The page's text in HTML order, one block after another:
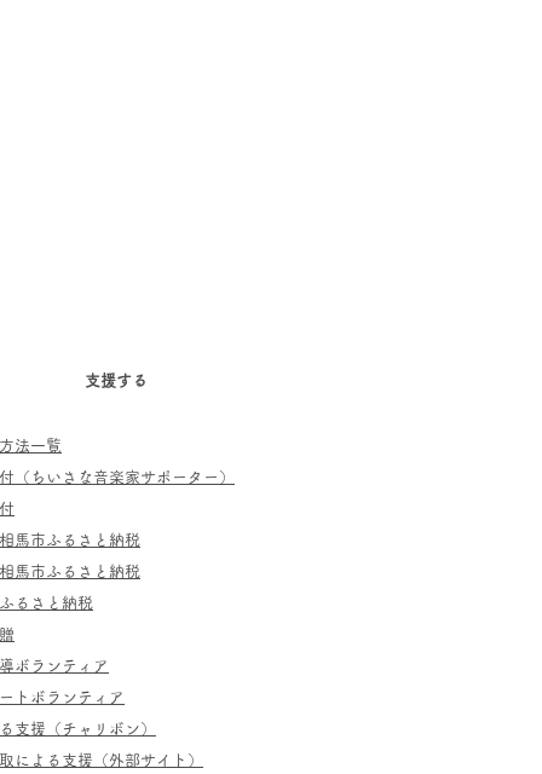
支援する
法一覧
（ちいさな音楽家サポーター）
馬市ふるさと納税
馬市ふるさと納税
るさと納税
ボランティア
トボランティア
支援（チャリボン）
による支援（外部サイト）